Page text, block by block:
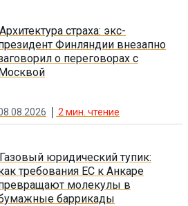
Архитектура страха: экс-
Финляндии внезапно
о переговорах с
2мин. чтение
Газовый юридический тупик:
требования ЕС к Анкаре
молекулы в
баррикады